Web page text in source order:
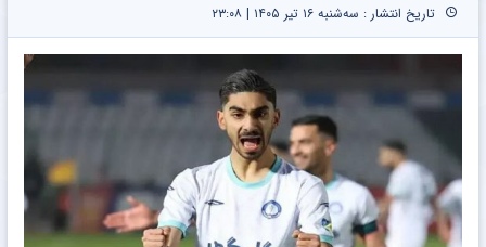
تاریخ انتشار : سه‌شنبه ۱۶ تیر ۱۴۰۵ | ۲۳:۰۸